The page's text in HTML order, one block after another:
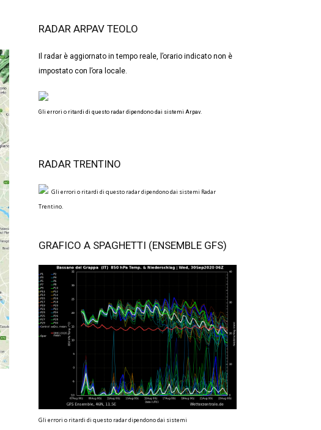
RADAR ARPAV TEOLO
Il radar è aggiornato in tempo reale, l’orario indicato non è
impostato con l’ora locale.
Gli errori o ritardi di questo radar dipendono dai sistemi Arpav.
RADAR TRENTINO
Gli errori o ritardi di questo radar dipendono dai sistemi Radar
Trentino.
GRAFICO A SPAGHETTI (ENSEMBLE GFS)
Gli errori o ritardi di questo radar dipendono dai sistemi